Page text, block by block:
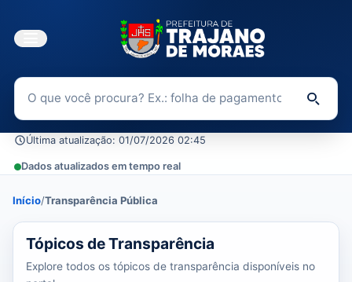
Buscar no Portal da Transparência
Última atualização: 01/07/2026 02:45
Dados atualizados em tempo real
Início/Transparência Pública
39 tópicos carregados do banco de dados.
Tópicos de Transparência
Explore todos os tópicos de transparência disponíveis no